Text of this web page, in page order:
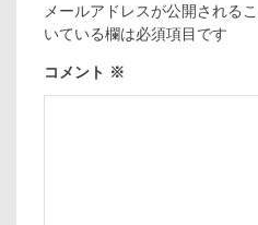
メールアドレスが公開される
いている欄は必須項目です
コメント ※